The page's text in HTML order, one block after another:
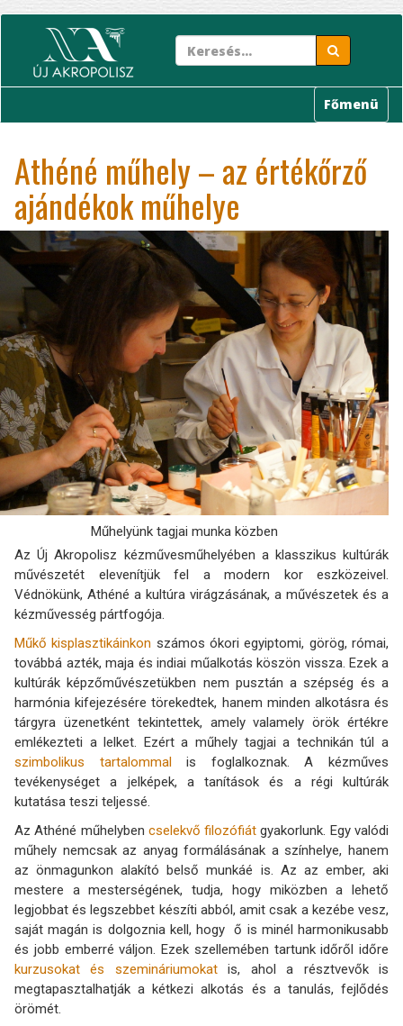
tartalomra
Főmenü
Athéné műhely – az értékőrző
ajándékok műhelye
Műhelyünk tagjai munka közben
Az Új Akropolisz kézművesműhelyében a klasszikus kultúrák
művészetét elevenítjük fel a modern kor eszközeivel.
Védnökünk, Athéné a kultúra virágzásának, a művészetek és a
kézművesség pártfogója.
Műkő kisplasztikáinkon számos ókori egyiptomi, görög, római,
továbbá azték, maja és indiai műalkotás köszön vissza. Ezek a
kultúrák képzőművészetükben nem pusztán a szépség és a
harmónia kifejezésére törekedtek, hanem minden alkotásra és
tárgyra üzenetként tekintettek, amely valamely örök értékre
emlékezteti a lelket. Ezért a műhely tagjai a technikán túl a
szimbolikus tartalommalis foglalkoznak. A kézműves
tevékenységet a jelképek, a tanítások és a régi kultúrák
kutatása teszi teljessé.
Az Athéné műhelyben cselekvő filozófiát gyakorlunk. Egy valódi
műhely nemcsak az anyag formálásának a színhelye, hanem
az önmagunkon alakító belső munkáé is. Az az ember, aki
mestere a mesterségének, tudja, hogy miközben a lehető
legjobbat és legszebbet készíti abból, amit csak a kezébe vesz,
saját magán is dolgoznia kell, hogy ő is minél harmonikusabb
és jobb emberré váljon. Ezek szellemében tartunk időről időre
kurzusokat és szemináriumokatis, ahol a résztvevők is
megtapasztalhatják a kétkezi alkotás és a tanulás, fejlődés
örömét.